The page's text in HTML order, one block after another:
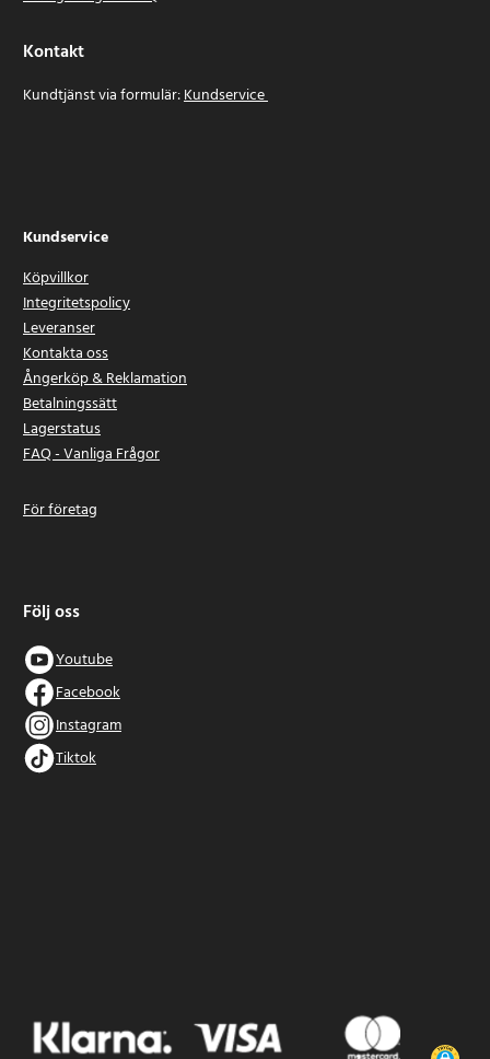
Kontakt
Kundtjänst via formulär:Kundservice
Kundservice
Köpvillkor
Integritetspolicy
Leveranser
Kontakta oss
Ångerköp & Reklamation
Betalningssätt
Lagerstatus
FAQ - Vanliga Frågor
För företag
Följ oss
Youtube
Facebook
Instagram
Tiktok